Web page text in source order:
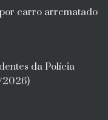
carro arrematado
da Polícia
2026)